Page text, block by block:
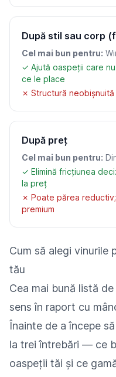
După stil sau corp
Cel mai bun pentru:
✓ Ajută oaspeții care
ce le place
✗ Structură
După preț
Cel mai bun pentru:
✓ Elimină fricțiunea
la preț
✗ Poate părea
premium
Cum să alegi vinurile
tău
Cea mai bună listă
sens în raport cu
Înainte de a începe
la trei întrebări — ce
oaspeții tăi și ce